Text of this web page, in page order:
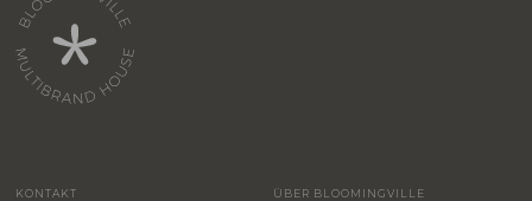
KONTAKT ÜBER BLOOMINGVILLE